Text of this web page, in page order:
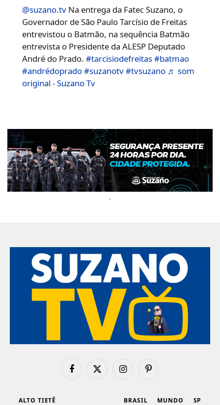
@suzano.tv Na entrega da Fatec Suzano, o
Governador de São Paulo Tarcísio de Freitas
entrevistou o Batmão, na sequência Batmão
entrevista o Presidente da ALESP Deputado
André do Prado.#tarcisiodefreitas#batmao
#andrédoprado#suzanotv#tvsuzano ♬ som
original - Suzano Tv
.
FacebookX
InstagramPinterest
ALTO TIETÊ BRASIL MUNDO SP